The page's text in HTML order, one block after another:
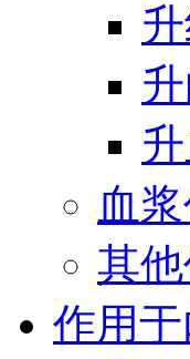
血
其
作用